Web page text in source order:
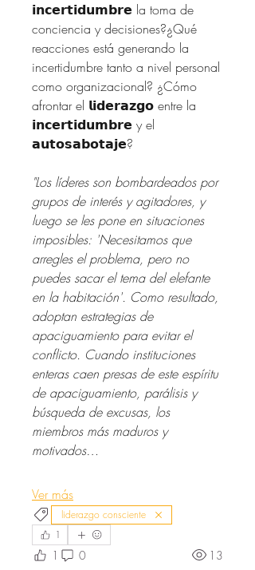
𝗶𝗻𝗰𝗲𝗿𝘁𝗶𝗱𝘂𝗺𝗯𝗿𝗲 la toma de
conciencia y decisiones?¿Qué
reacciones está generando la
incertidumbre tanto a nivel personal
como organizacional? ¿Cómo
afrontar el 𝗹𝗶𝗱𝗲𝗿𝗮𝘇𝗴𝗼 entre la
𝗶𝗻𝗰𝗲𝗿𝘁𝗶𝗱𝘂𝗺𝗯𝗿𝗲 y el
𝗮𝘂𝘁𝗼𝘀𝗮𝗯𝗼𝘁𝗮𝗷𝗲?
"Los líderes son bombardeados por
grupos de interés y agitadores, y
luego se les pone en situaciones
imposibles: 'Necesitamos que
arregles el problema, pero no
puedes sacar el tema del elefante
en la habitación'. Como resultado,
adoptan estrategias de
apaciguamiento para evitar el
conflicto. Cuando instituciones
enteras caen presas de este espíritu
de apaciguamiento, parálisis y
búsqueda de excusas, los
miembros más maduros y
motivados…
Ver más
liderazgo consciente
1
1 0 13